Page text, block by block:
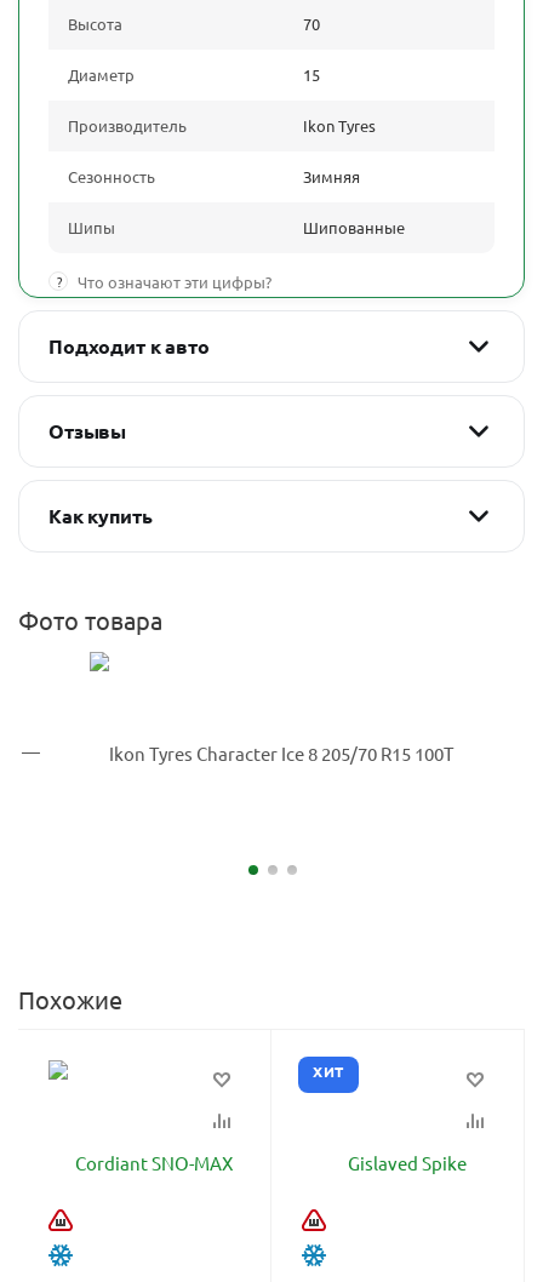
Высота 70
Диаметр 15
Производитель Ikon Tyres
Сезонность Зимняя
Шипы Шипованные
? Что означают эти цифры?
Подходит к авто
Отзывы
Как купить
Фото товара
Похожие
ХИТ